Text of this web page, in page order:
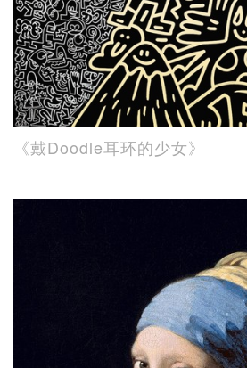
《戴Doodle耳环的少女》